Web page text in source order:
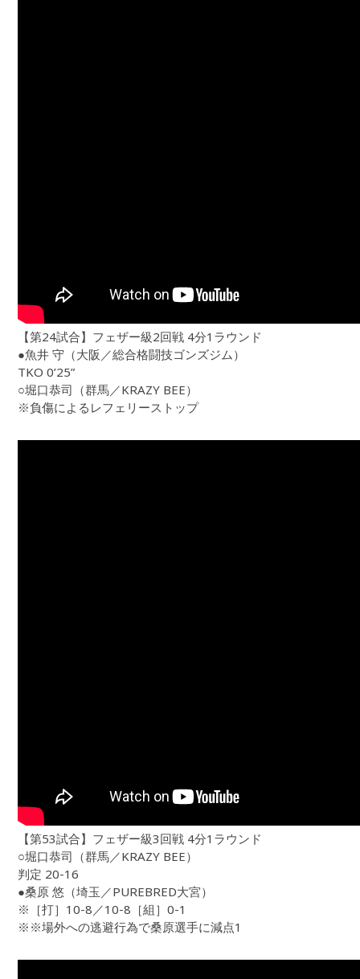
【第24試合】フェザー級2回戦 4分1ラウンド
●魚井 守（大阪／総合格闘技ゴンズジム）
TKO 0’25”
○堀口恭司（群馬／KRAZY BEE）
※負傷によるレフェリーストップ
【第53試合】フェザー級3回戦 4分1ラウンド
○堀口恭司（群馬／KRAZY BEE）
判定 20-16
●桑原 悠（埼玉／PUREBRED大宮）
※［打］10-8／10-8［組］0-1
※※場外への逃避行為で桑原選手に減点1